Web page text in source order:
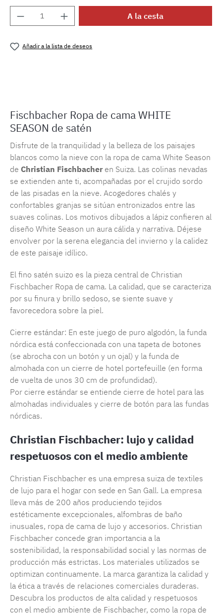
Cantidad del producto: introduce la
A la cesta
Añadir a la lista de deseos
Fischbacher Ropa de cama WHITE
SEASON de satén
Disfrute de la tranquilidad y la belleza de los paisajes
blancos como la nieve con la ropa de cama White Season
de Christian Fischbacher en Suiza. Las colinas nevadas
se extienden ante ti, acompañadas por el crujido sordo
de las pisadas en la nieve. Acogedores chalés y
confortables granjas se sitúan entronizados entre las
suaves colinas. Los motivos dibujados a lápiz confieren al
diseño White Season un aura cálida y narrativa. Déjese
envolver por la serena elegancia del invierno y la calidez
de este paisaje idílico.
El fino satén suizo es la pieza central de Christian
Fischbacher Ropa de cama. La calidad, que se caracteriza
por su finura y brillo sedoso, se siente suave y
favorecedora sobre la piel.
Cierre estándar: En este juego de puro algodón, la funda
nórdica está confeccionada con una tapeta de botones
(se abrocha con un botón y un ojal) y la funda de
almohada con un cierre de hotel portefeuille (en forma
de vuelta de unos 30 cm de profundidad).
Por cierre estándar se entiende cierre de hotel para las
almohadas individuales y cierre de botón para las fundas
nórdicas.
Christian Fischbacher: lujo y calidad
respetuosos con el medio ambiente
Christian Fischbacher es una empresa suiza de textiles
de lujo para el hogar con sede en San Gall. La empresa
lleva más de 200 años produciendo tejidos
estéticamente excepcionales, alfombras de baño
inusuales, ropa de cama de lujo y accesorios. Christian
Fischbacher concede gran importancia a la
sostenibilidad, la responsabilidad social y las normas de
producción más estrictas. Los materiales utilizados se
optimizan continuamente. La marca garantiza la calidad y
la ética a través de relaciones comerciales duraderas.
Descubra los productos de alta calidad y respetuosos
con el medio ambiente de Fischbacher, como la ropa de